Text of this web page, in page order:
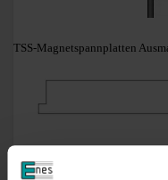
TSS-Magnetspannplatten